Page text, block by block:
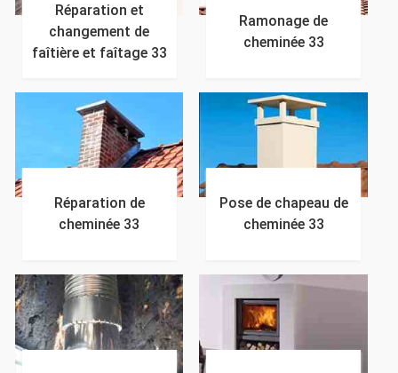
Réparation et
changement de
faîtière et faîtage 33
Ramonage de
cheminée 33
Réparation de
cheminée 33
Pose de chapeau de
cheminée 33